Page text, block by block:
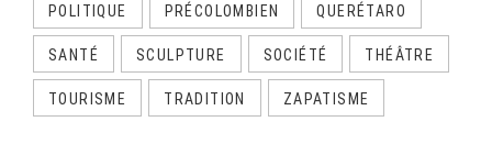
POLITIQUE PRÉCOLOMBIEN QUERÉTARO
SANTÉ SCULPTURE SOCIÉTÉ THÉÂTRE
TOURISME TRADITION ZAPATISME